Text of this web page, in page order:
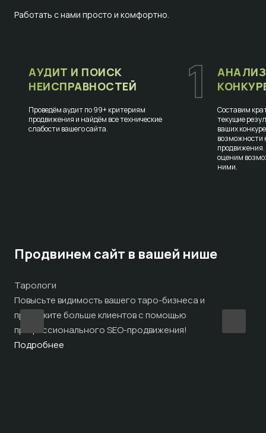
Работать с нами просто и комфортно.
1
АУДИТ И ПОИСК
НЕИСПРАВНОСТЕЙ
Проведём аудит по 99+ критериям
продвижения и найдём все технические
слабости вашего сайта.
Составим
текущие
ваших
возможности
оценим
ними.
Продвинем сайт в вашей нише
Тарологи
Повысьте видимость вашего таро-бизнеса и
привлеките больше клиентов с помощью
профессионального SEO-продвижения!
Подробнее